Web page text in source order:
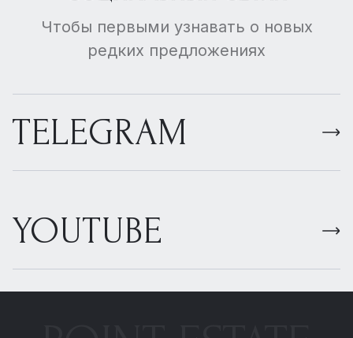
Чтобы первыми узнавать о новых
редких предложениях
TELEGRAM
YOUTUBE